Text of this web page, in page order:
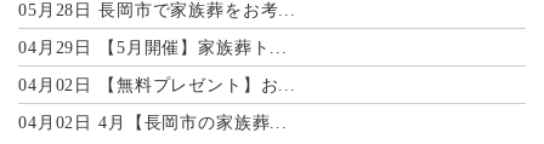
05月28日 長岡市で家族葬をお考...
04月29日 【5月開催】家族葬ト...
04月02日 【無料プレゼント】お...
04月02日 4月【長岡市の家族葬...